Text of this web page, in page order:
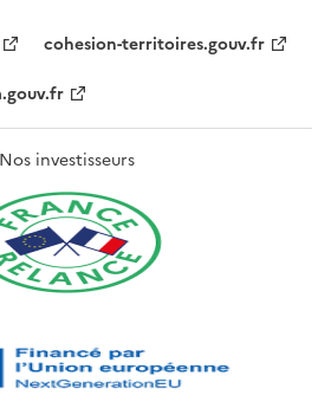
cohesion-territoires.gouv.fr
Nos investisseurs